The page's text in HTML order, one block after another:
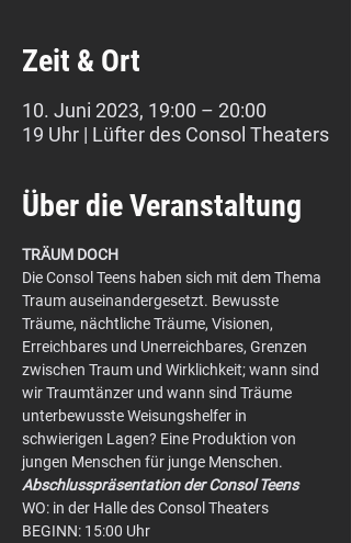
Zeit & Ort
10. Juni 2023, 19:00 – 20:00
19 Uhr | Lüfter des Consol Theaters
Über die Veranstaltung
TRÄUM DOCH
Die Consol Teens haben sich mit dem Thema
Traum auseinandergesetzt. Bewusste
Träume, nächtliche Träume, Visionen,
Erreichbares und Unerreichbares, Grenzen
zwischen Traum und Wirklichkeit; wann sind
wir Traumtänzer und wann sind Träume
unterbewusste Weisungshelfer in
schwierigen Lagen? Eine Produktion von
jungen Menschen für junge Menschen.
Abschlusspräsentation der Consol Teens
WO: in der Halle des Consol Theaters
BEGINN: 15:00 Uhr